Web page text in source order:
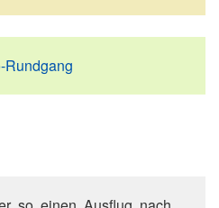
Rundgang